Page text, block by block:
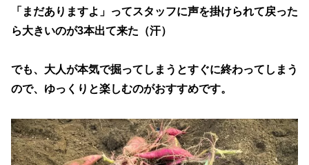
「まだありますよ」ってスタッフに声を掛けられて戻った
ら大きいのが3本出て来た（汗）
でも、大人が本気で掘ってしまうとすぐに終わってしまう
ので、ゆっくりと楽しむのがおすすめです。